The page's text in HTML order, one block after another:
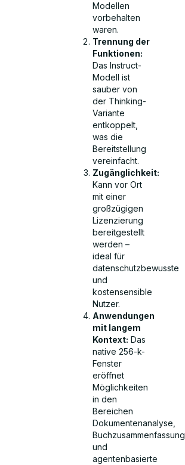
Modellen
vorbehalten
waren.
Trennung der
Funktionen:
Das Instruct-
Modell ist
sauber von
der Thinking-
Variante
entkoppelt,
was die
Bereitstellung
vereinfacht.
Zugänglichkeit:
Kann vor Ort
mit einer
großzügigen
Lizenzierung
bereitgestellt
werden –
ideal für
datenschutzbewusste
und
kostensensible
Nutzer.
Anwendungen
mit langem
Kontext: Das
native 256-k-
Fenster
eröffnet
Möglichkeiten
in den
Bereichen
Dokumentenanalyse,
Buchzusammenfassung
und
agentenbasierte